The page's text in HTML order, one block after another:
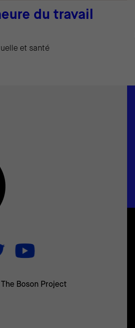
du travail
et santé
Boson Project